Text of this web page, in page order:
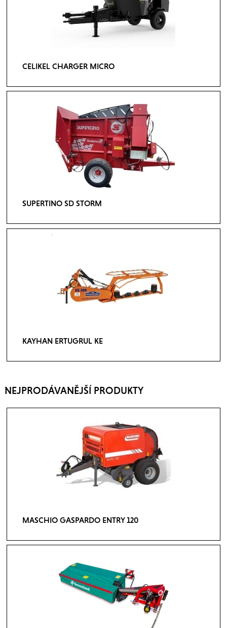
CELIKEL CHARGER MICRO
SUPERTINO SD STORM
KAYHAN ERTUGRUL KE
NEJPRODÁVANĚJŠÍ PRODUKTY
MASCHIO GASPARDO ENTRY 120